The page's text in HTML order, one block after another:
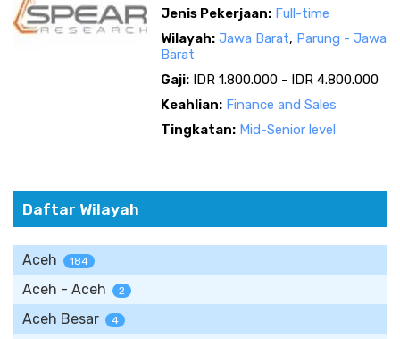
Jenis Pekerjaan: Full-time
Wilayah: Jawa Barat, Parung - Jawa
Barat
Gaji: IDR 1.800.000 - IDR 4.800.000
Keahlian: Finance and Sales
Tingkatan: Mid-Senior level
Daftar Wilayah
Aceh 184
Aceh - Aceh 2
Aceh Besar 4